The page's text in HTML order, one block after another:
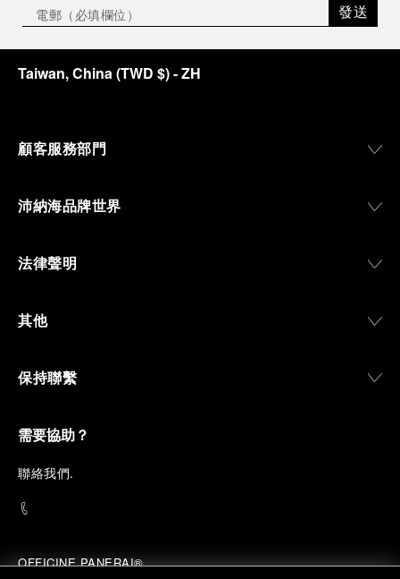
發送
Taiwan, China(TWD $)- ZH
顧客服務部門
沛納海品牌世界
法律聲明
其他
保持聯繫
需要協助？
聯絡我們.
OFFICINE PANERAI®